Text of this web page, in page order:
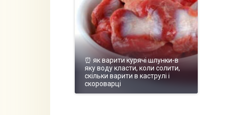
⏰ як варити курячі шлунки-в
яку воду класти, коли солити,
скільки варити в каструлі і
скороварці